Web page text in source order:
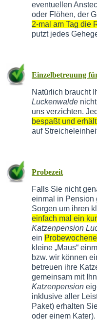
eventuellen
oder Flöhen, der
2-mal am Tag die
putzt jedes
Einzelbetreuung
Natürlich braucht
Luckenwalde
uns verzichten.
bespaßt und
auf
Probezeit
Falls Sie nicht
einmal in Pension
Sorgen um ihren
einfach mal ein
Katzenpension
ein
kleine „Maus“
bzw. wir können
betreuen ihre
gemeinsam mit
Katzenpension
inklusive aller
Paket) erhalten
oder einem